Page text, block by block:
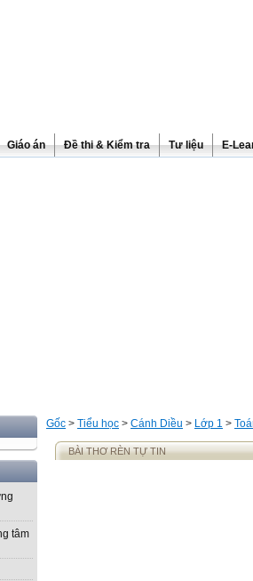
Giáo án Đề thi & Kiểm tra Tư liệu E-
tâm
Gốc > Tiểu học > Cánh Diều > Lớp 1 >
BÀI THƠ RÈN TỰ TIN